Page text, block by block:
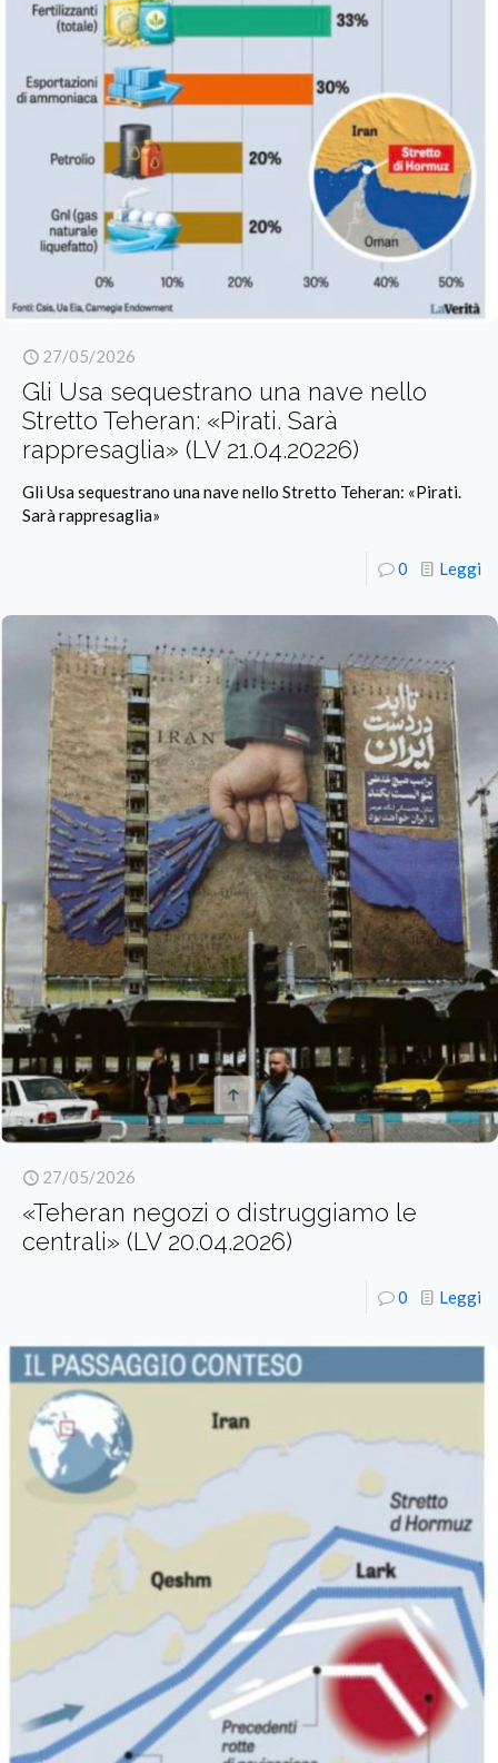
27/05/2026
Gli Usa sequestrano una nave nello
Stretto Teheran: «Pirati. Sarà
rappresaglia» (LV 21.04.20226)
Gli Usa sequestrano una nave nello Stretto Teheran: «Pirati.
Sarà rappresaglia»
0 Leggi
27/05/2026
«Teheran negozi o distruggiamo le
centrali» (LV 20.04.2026)
0 Leggi